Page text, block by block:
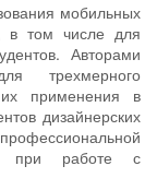
мобильных
в том числе для
Авторами
трехмерного
их применения в
дизайнерских
при работе с